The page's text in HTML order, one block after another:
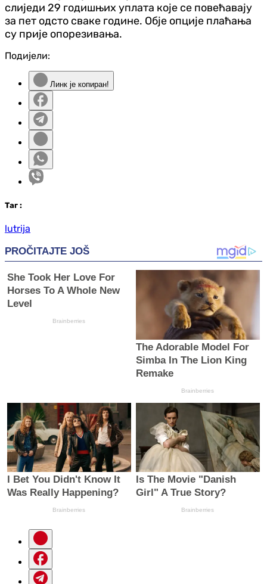
слиједи 29 годишњих уплата које се повећавају
за пет одсто сваке године. Обје опције плаћања
су прије опорезивања.
Подијели:
Линк је копиран!
Таг :
lutrija